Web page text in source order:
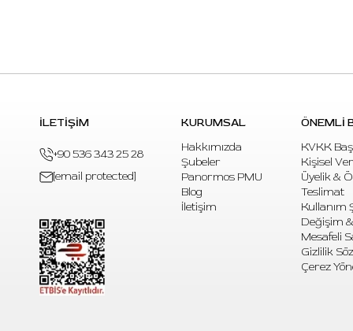
İLETİŞİM
+90 536 343 25 28
[email protected]
KURUMSAL
Hakkımızda
Şubeler
Panormos PMU
Blog
İletişim
ÖNEMLİ
KVKK
Kişisel
Üyelik &
Teslimat
Kullanım
Değişim
Mesafeli
Gizlilik
Çerez